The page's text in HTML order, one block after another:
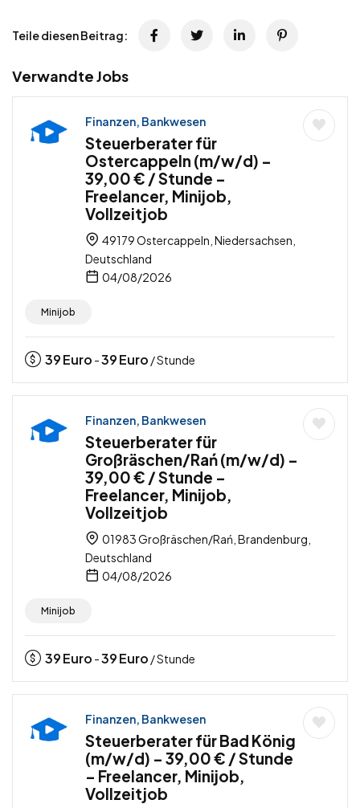
Teile diesen Beitrag:
Verwandte Jobs
Finanzen, Bankwesen
Steuerberater für
Ostercappeln (m/w/d) –
39,00 € / Stunde –
Freelancer, Minijob,
Vollzeitjob
49179 Ostercappeln, Niedersachsen,
Deutschland
04/08/2026
Minijob
39Euro -39Euro / Stunde
Finanzen, Bankwesen
Steuerberater für
Großräschen/Rań (m/w/d) –
39,00 € / Stunde –
Freelancer, Minijob,
Vollzeitjob
01983 Großräschen/Rań, Brandenburg,
Deutschland
04/08/2026
Minijob
39Euro -39Euro / Stunde
Finanzen, Bankwesen
Steuerberater für Bad König
(m/w/d) – 39,00 € / Stunde
– Freelancer, Minijob,
Vollzeitjob